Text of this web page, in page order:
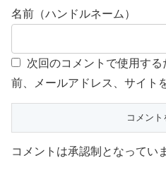
名前（ハンドルネーム）
次回のコメントで使用す
前、メールアドレス、サイト
コメントは承認制となってい